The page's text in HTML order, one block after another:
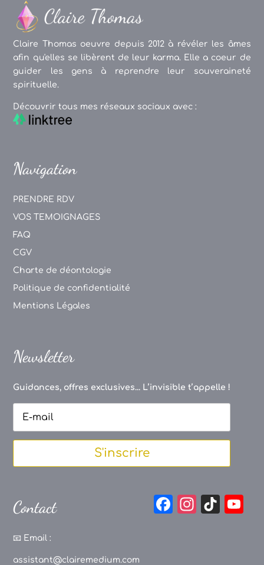
Claire Thomas oeuvre depuis 2012 à révéler les âmes
afin qu'elles se libèrent de leur karma. Elle a coeur de
guider les gens à reprendre leur souveraineté
spirituelle.
Découvrir tous mes réseaux sociaux avec :
Navigation
PRENDRE RDV
VOS TEMOIGNAGES
FAQ
CGV
Charte de déontologie
Politique de confidentialité
Mentions Légales
Newsletter
Guidances, offres exclusives... L’invisible t’appelle !
S'inscrire
Contact
📧 Email :
assistant@clairemedium.com
F
In Ti